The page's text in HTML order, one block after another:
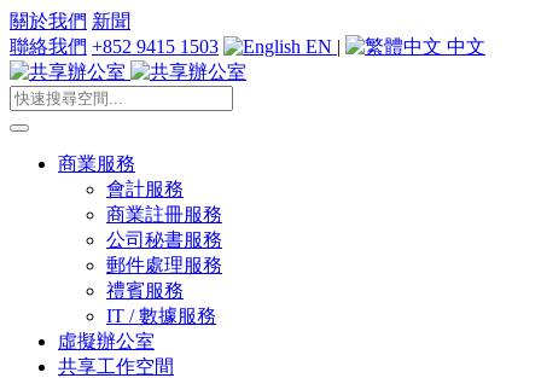
關於我們 新聞
聯絡我們 +852 9415 1503 EN | 中文
商業服務
會計服務
商業註冊服務
公司秘書服務
郵件處理服務
禮賓服務
IT / 數據服務
虛擬辦公室
共享工作空間